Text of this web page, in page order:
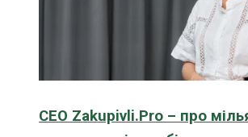
CEO Zakupivli.Pro – про